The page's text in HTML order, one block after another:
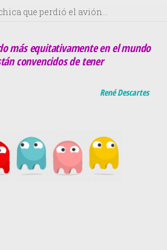
que perdió el avión…
más equitativamente en el mundo
convencidos de tener
René Descartes